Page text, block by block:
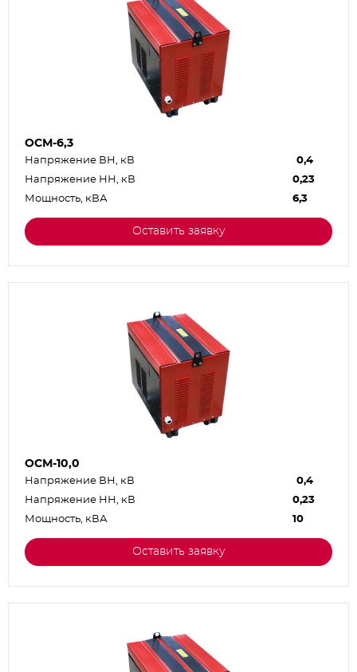
ОСМ-6,3
Напряжение ВН, кВ
0,4
Напряжение НН, кВ
0,23
Мощность, кВА
6,3
Оставить заявку
ОСМ-10,0
Напряжение ВН, кВ
0,4
Напряжение НН, кВ
0,23
Мощность, кВА
10
Оставить заявку